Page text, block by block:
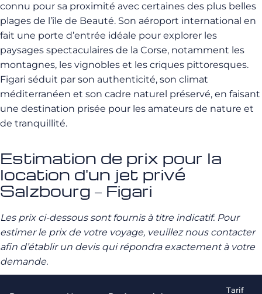
connu pour sa proximité avec certaines des plus belles
plages de l’île de Beauté. Son aéroport international en
fait une porte d’entrée idéale pour explorer les
paysages spectaculaires de la Corse, notamment les
montagnes, les vignobles et les criques pittoresques.
Figari séduit par son authenticité, son climat
méditerranéen et son cadre naturel préservé, en faisant
une destination prisée pour les amateurs de nature et
de tranquillité.
Estimation de prix pour la
location d'un jet privé
Salzbourg – Figari
Les prix ci-dessous sont fournis à titre indicatif. Pour
estimer le prix de votre voyage, veuillez nous contacter
afin d’établir un devis qui répondra exactement à votre
demande.
Tarif